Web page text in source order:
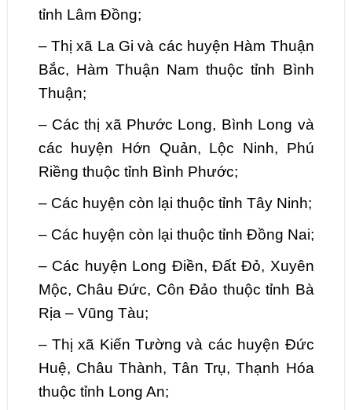
tỉnh Lâm Đồng;
– Thị xã La Gi và các huyện Hàm Thuận
Bắc, Hàm Thuận Nam thuộc tỉnh Bình
Thuận;
– Các thị xã Phước Long, Bình Long và
các huyện Hớn Quản, Lộc Ninh, Phú
Riềng thuộc tỉnh Bình Phước;
– Các huyện còn lại thuộc tỉnh Tây Ninh;
– Các huyện còn lại thuộc tỉnh Đồng Nai;
– Các huyện Long Điền, Đất Đỏ, Xuyên
Mộc, Châu Đức, Côn Đảo thuộc tỉnh Bà
Rịa – Vũng Tàu;
– Thị xã Kiến Tường và các huyện Đức
Huệ, Châu Thành, Tân Trụ, Thạnh Hóa
thuộc tỉnh Long An;